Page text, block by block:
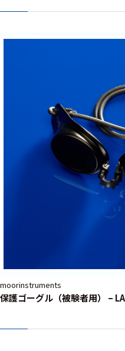
moorinstruments
保護ゴーグル（被験者用） –